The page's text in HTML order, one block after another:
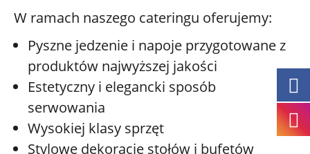
W ramach naszego cateringu oferujemy:
Pyszne jedzenie i napoje przygotowane z
produktów najwyższej jakości
Estetyczny i elegancki sposób
serwowania
Wysokiej klasy sprzęt
Stylowe dekoracje stołów i bufetów